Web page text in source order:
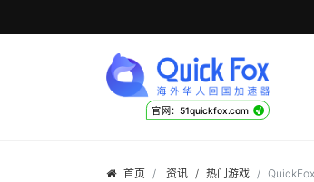
官网：51quickfox.com √
首页 资讯 / 热门游戏